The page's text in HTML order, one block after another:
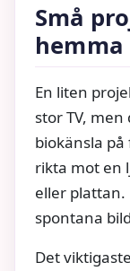
Små
hemma
En liten
stor TV,
biokänsla
rikta mot en
eller
spontana
Det